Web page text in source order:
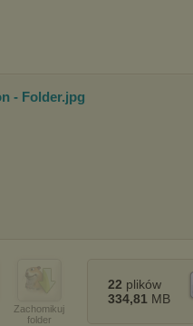
- Folder.jpg
Zachomikuj
folder
22 plików
334,81 MB